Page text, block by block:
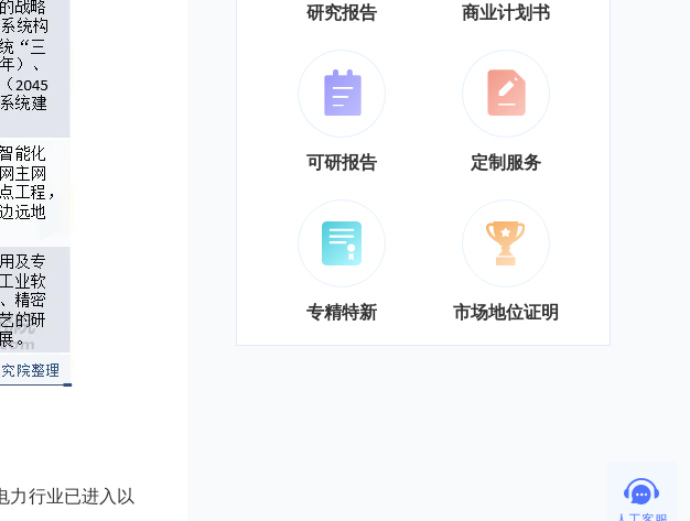
力行业已进入以
研究报告 商业计划书
可研报告 定制服务
专精特新 市场地位证明